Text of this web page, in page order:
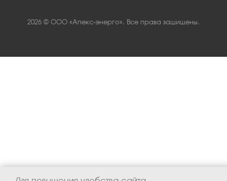
2026 © ООО «Апекс-энерго». Все права защищены.